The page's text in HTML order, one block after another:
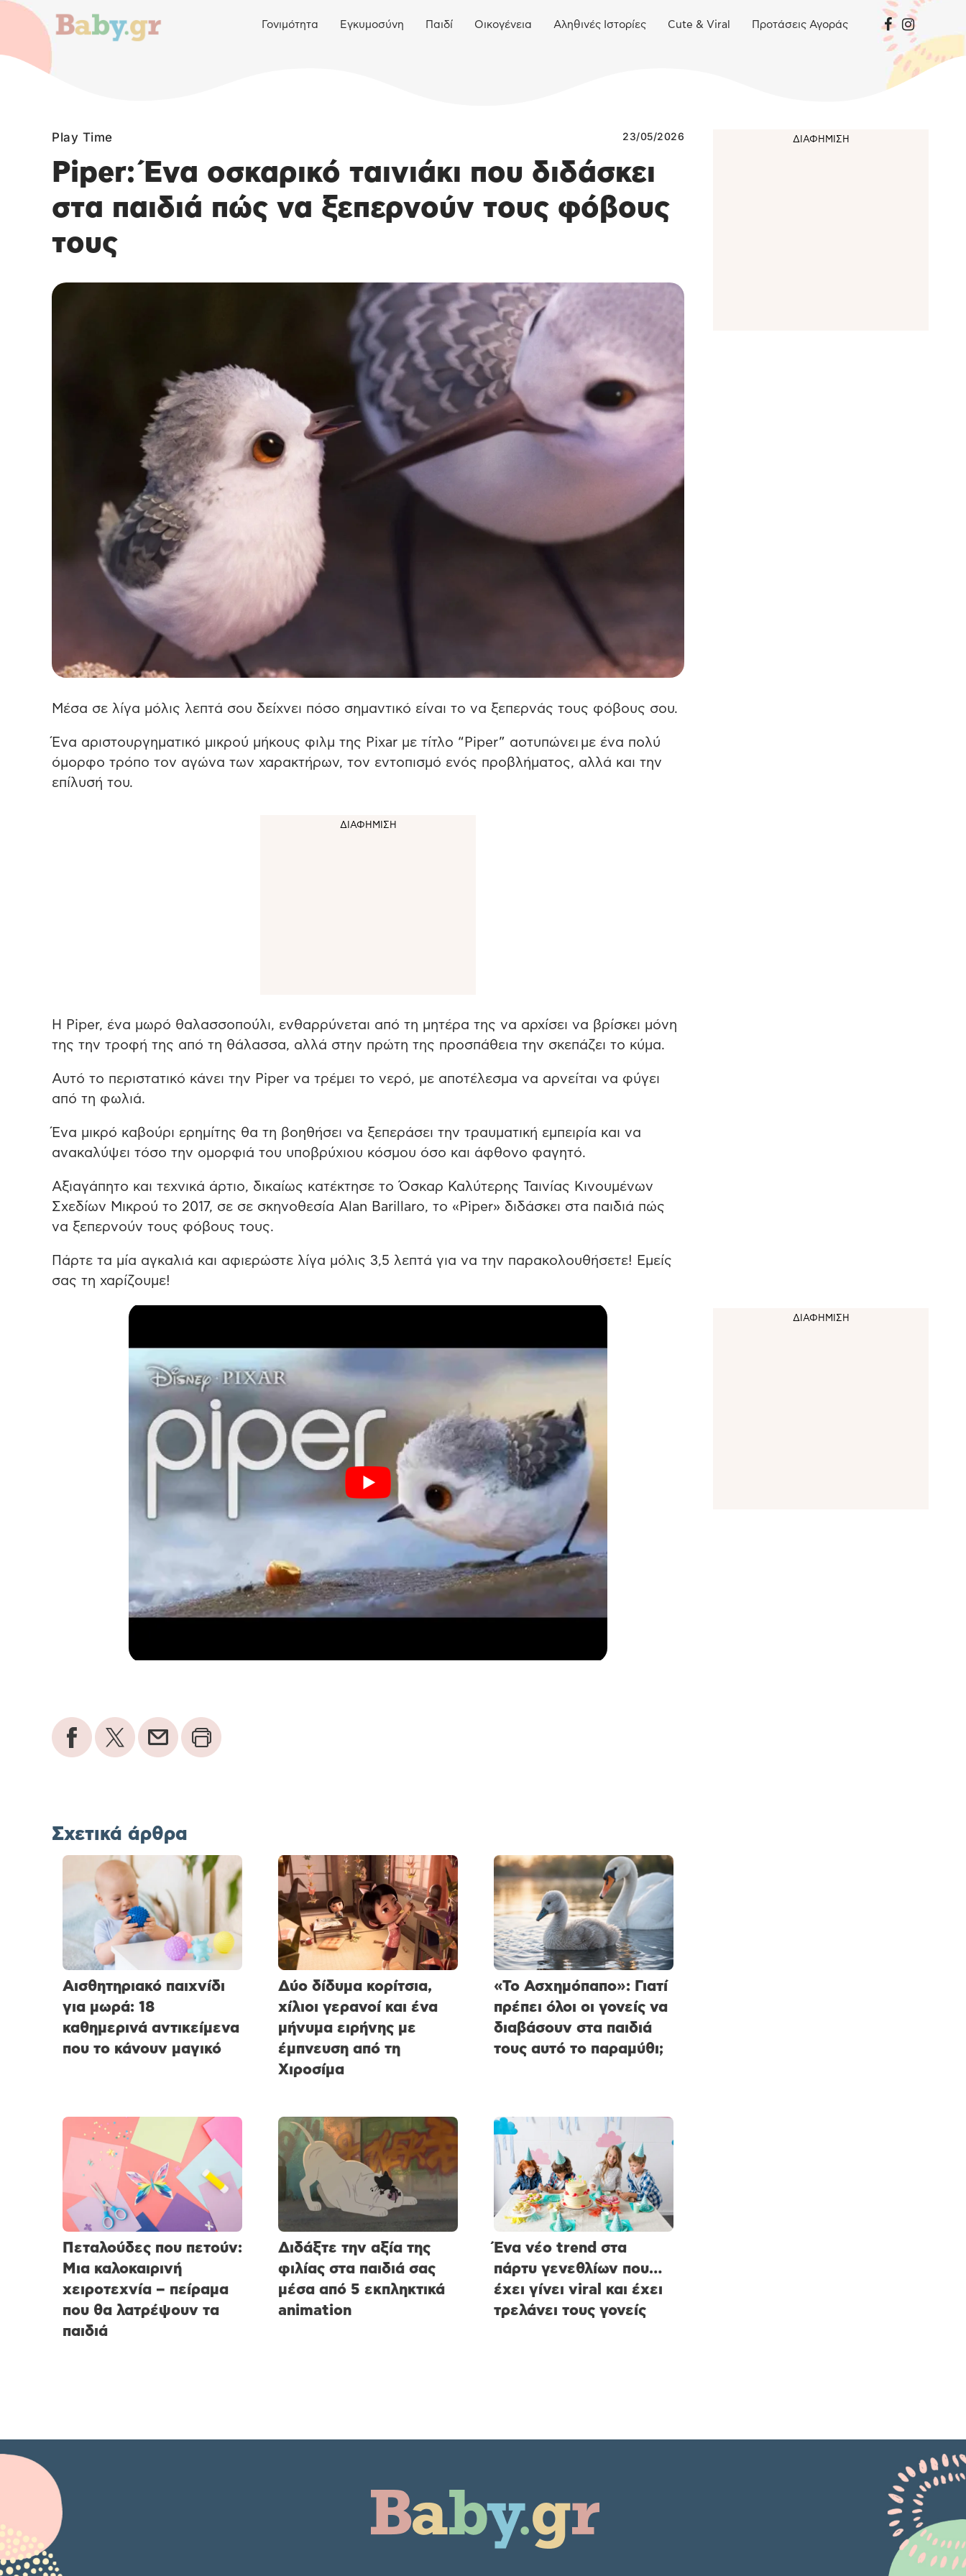
Γονιμότητα Εγκυμοσύνη Παιδί Οικογένεια Αληθινές Ιστορίες Cute & Viral Προτάσεις Αγοράς
Play Time 23/05/2026
Piper: Ένα οσκαρικό ταινιάκι που διδάσκει
στα παιδιά πώς να ξεπερνούν τους φόβους
τους
Μέσα σε λίγα μόλις λεπτά σου δείχνει πόσο σημαντικό είναι το να ξεπερνάς τους φόβους σου.
Ένα αριστουργηματικό μικρού μήκους φιλμ της Pixar με τίτλο “Piper” αοτυπώνει με ένα πολύ
όμορφο τρόπο τον αγώνα των χαρακτήρων, τον εντοπισμό ενός προβλήματος, αλλά και την
επίλυσή του.
Η Piper, ένα μωρό θαλασσοπούλι, ενθαρρύνεται από τη μητέρα της να αρχίσει να βρίσκει μόνη
της την τροφή της από τη θάλασσα, αλλά στην πρώτη της προσπάθεια την σκεπάζει το κύμα.
Αυτό το περιστατικό κάνει την Piper να τρέμει το νερό, με αποτέλεσμα να αρνείται να φύγει
από τη φωλιά.
Ένα μικρό καβούρι ερημίτης θα τη βοηθήσει να ξεπεράσει την τραυματική εμπειρία και να
ανακαλύψει τόσο την ομορφιά του υποβρύχιου κόσμου όσο και άφθονο φαγητό.
Αξιαγάπητο και τεχνικά άρτιο, δικαίως κατέκτησε το Όσκαρ Καλύτερης Ταινίας Κινουμένων
Σχεδίων Μικρού το 2017, σε σε σκηνοθεσία Alan Barillaro, το «Piper» διδάσκει στα παιδιά πώς
να ξεπερνούν τους φόβους τους.
Πάρτε τα μία αγκαλιά και αφιερώστε λίγα μόλις 3,5 λεπτά για να την παρακολουθήσετε! Εμείς
σας τη χαρίζουμε!
Σχετικά άρθρα
Αισθητηριακό παιχνίδι
για μωρά: 18
καθημερινά αντικείμενα
που το κάνουν μαγικό
Δύο δίδυμα κορίτσια,
χίλιοι γερανοί και ένα
μήνυμα ειρήνης με
έμπνευση από τη
Χιροσίμα
«Το Ασχημόπαπο»: Γιατί
πρέπει όλοι οι γονείς να
διαβάσουν στα παιδιά
τους αυτό το παραμύθι;
Πεταλούδες που πετούν:
Μια καλοκαιρινή
χειροτεχνία – πείραμα
που θα λατρέψουν τα
παιδιά
Διδάξτε την αξία της
φιλίας στα παιδιά σας
μέσα από 5 εκπληκτικά
animation
Ένα νέο trend στα
πάρτυ γενεθλίων που…
έχει γίνει viral και έχει
τρελάνει τους γονείς